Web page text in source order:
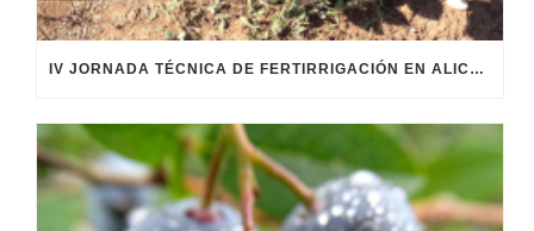
IV JORNADA TÉCNICA DE FERTIRRIGACIÓN EN ALICANTE